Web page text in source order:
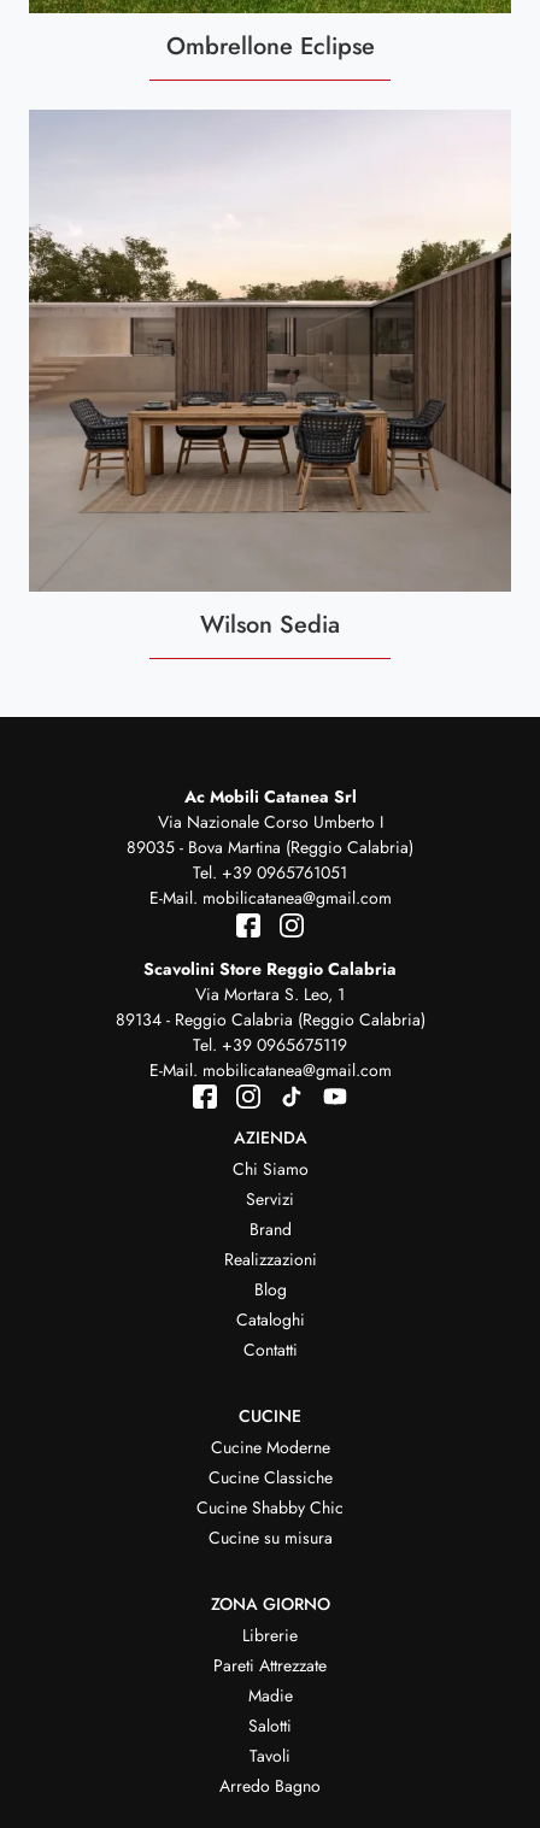
Ombrellone Eclipse
Wilson Sedia
Ac Mobili Catanea Srl
Via Nazionale Corso Umberto I
89035 - Bova Martina (Reggio Calabria)
Tel. +39 0965761051
E-Mail. mobilicatanea@gmail.com
Scavolini Store Reggio Calabria
Via Mortara S. Leo, 1
89134 - Reggio Calabria (Reggio Calabria)
Tel. +39 0965675119
E-Mail. mobilicatanea@gmail.com
AZIENDA
Chi Siamo
Servizi
Brand
Realizzazioni
Blog
Cataloghi
Contatti
CUCINE
Cucine Moderne
Cucine Classiche
Cucine Shabby Chic
Cucine su misura
ZONA GIORNO
Librerie
Pareti Attrezzate
Madie
Salotti
Tavoli
Arredo Bagno